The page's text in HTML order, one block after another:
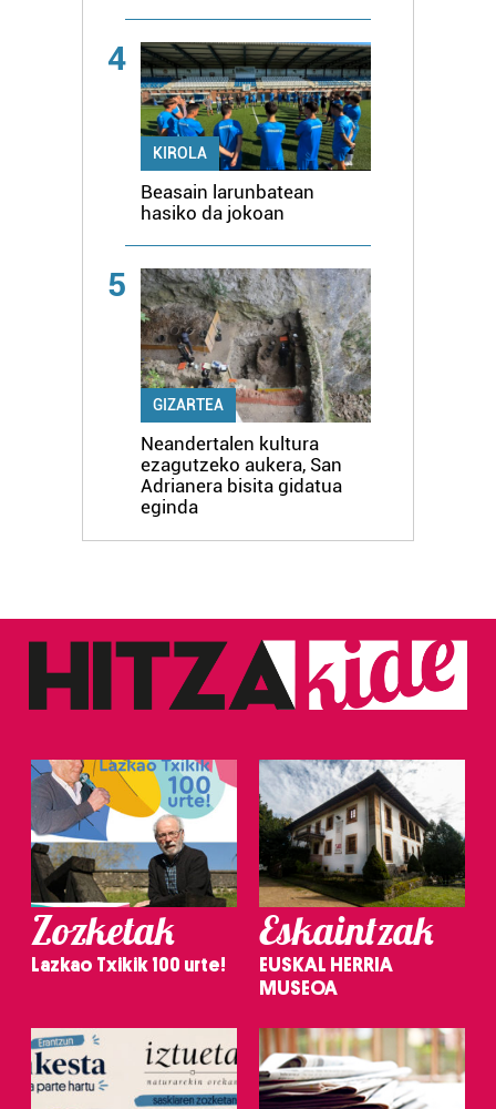
4
KIROLA
Beasain larunbatean
hasiko da jokoan
5
GIZARTEA
Neandertalen kultura
ezagutzeko aukera, San
Adrianera bisita gidatua
eginda
Zozketak
Lazkao Txikik 100 urte!
Eskaintzak
EUSKAL HERRIA
MUSEOA